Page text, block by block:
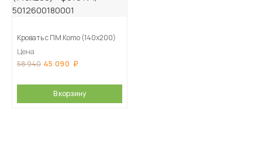
Кровать с ПМ Komo (140х200)
Цена
58 940 45 090
В корзину